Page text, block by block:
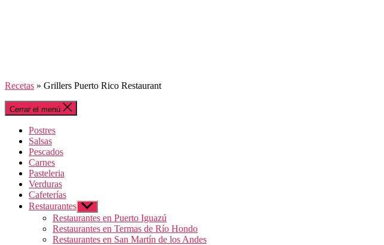
Recetas » Grillers Puerto Rico Restaurant
Cerrar el menú
Postres
Salsas
Pescados
Carnes
Pasteleria
Verduras
Cafeterías
Restaurantes Mostrar
el
submenú
Restaurantes en Puerto Iguazú
Restaurantes en Termas de Río Hondo
Restaurantes en San Martín de los Andes